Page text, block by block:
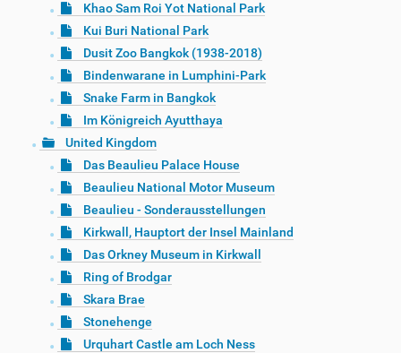
Khao Sam Roi Yot National Park
Kui Buri National Park
Dusit Zoo Bangkok (1938-2018)
Bindenwarane in Lumphini-Park
Snake Farm in Bangkok
Im Königreich Ayutthaya
United Kingdom
Das Beaulieu Palace House
Beaulieu National Motor Museum
Beaulieu - Sonderausstellungen
Kirkwall, Hauptort der Insel Mainland
Das Orkney Museum in Kirkwall
Ring of Brodgar
Skara Brae
Stonehenge
Urquhart Castle am Loch Ness